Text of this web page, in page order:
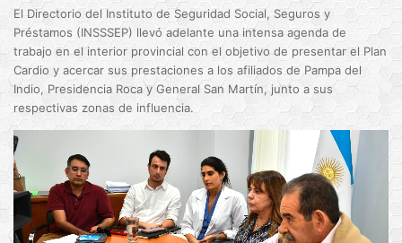
El Directorio del Instituto de Seguridad Social, Seguros y
Préstamos (INSSSEP) llevó adelante una intensa agenda de
trabajo en el interior provincial con el objetivo de presentar el Plan
Cardio y acercar sus prestaciones a los afiliados de Pampa del
Indio, Presidencia Roca y General San Martín, junto a sus
respectivas zonas de influencia.